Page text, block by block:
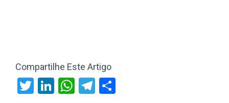
Compartilhe Este Artigo
Twitter
LinkedIn
WhatsApp
Telegram